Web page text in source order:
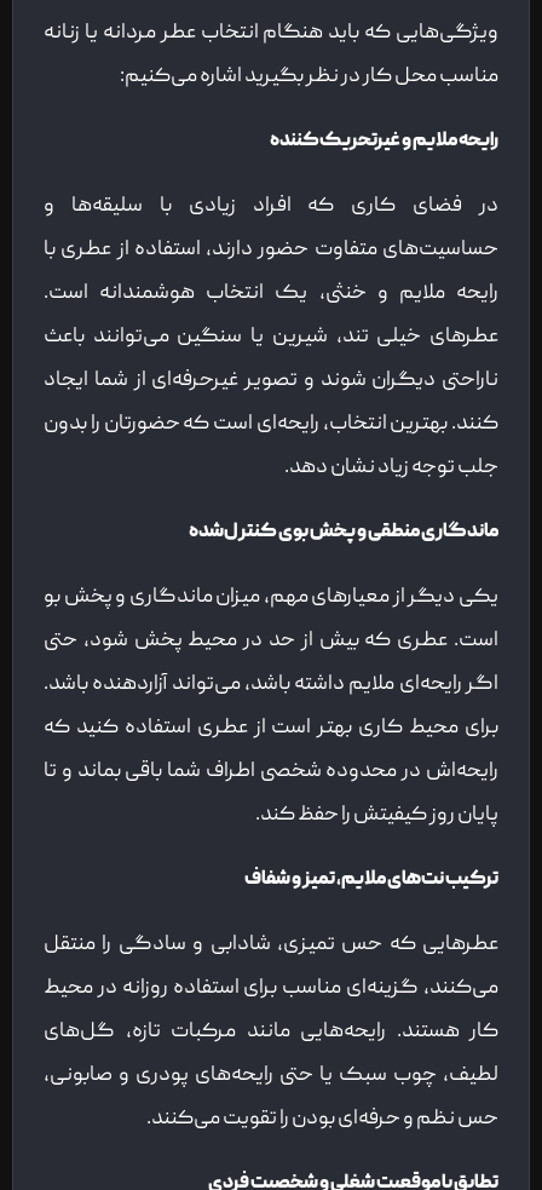
ویژگی‌هایی که باید هنگام انتخاب عطر مردانه یا زنانه
مناسب محل کار در نظر بگیرید اشاره می‌کنیم:
رایحه ملایم و غیرتحریک‌کننده
در فضای کاری که افراد زیادی با سلیقه‌ها و
حساسیت‌های متفاوت حضور دارند، استفاده از عطری با
رایحه ملایم و خنثی، یک انتخاب هوشمندانه است.
عطرهای خیلی تند، شیرین یا سنگین می‌توانند باعث
ناراحتی دیگران شوند و تصویر غیرحرفه‌ای از شما ایجاد
کنند. بهترین انتخاب، رایحه‌ای است که حضورتان را بدون
جلب توجه زیاد نشان دهد.
ماندگاری منطقی و پخش بوی کنترل‌شده
یکی دیگر از معیارهای مهم، میزان ماندگاری و پخش بو
است. عطری که بیش از حد در محیط پخش شود، حتی
اگر رایحه‌ای ملایم داشته باشد، می‌تواند آزاردهنده باشد.
برای محیط کاری بهتر است از عطری استفاده کنید که
رایحه‌اش در محدوده شخصی اطراف شما باقی بماند و تا
پایان روز کیفیتش را حفظ کند.
ترکیب نت‌های ملایم، تمیز و شفاف
عطرهایی که حس تمیزی، شادابی و سادگی را منتقل
می‌کنند، گزینه‌ای مناسب برای استفاده روزانه در محیط
کار هستند. رایحه‌هایی مانند مرکبات تازه، گل‌های
لطیف، چوب سبک یا حتی رایحه‌های پودری و صابونی،
حس نظم و حرفه‌ای بودن را تقویت می‌کنند.
تطابق با موقعیت شغلی و شخصیت فردی